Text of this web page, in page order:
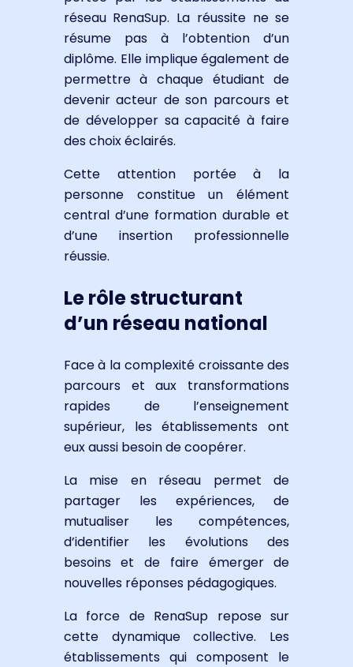
réseau RenaSup. La réussite ne se
résume pas à l’obtention d’un
diplôme. Elle implique également de
permettre à chaque étudiant de
devenir acteur de son parcours et
de développer sa capacité à faire
des choix éclairés.
Cette attention portée à la
personne constitue un élément
central d’une formation durable et
d’une insertion professionnelle
réussie.
Le rôle structurant
d’un réseau national
Face à la complexité croissante des
parcours et aux transformations
rapides de l’enseignement
supérieur, les établissements ont
eux aussi besoin de coopérer.
La mise en réseau permet de
partager les expériences, de
mutualiser les compétences,
d’identifier les évolutions des
besoins et de faire émerger de
nouvelles réponses pédagogiques.
La force de RenaSup repose sur
cette dynamique collective. Les
établissements qui composent le